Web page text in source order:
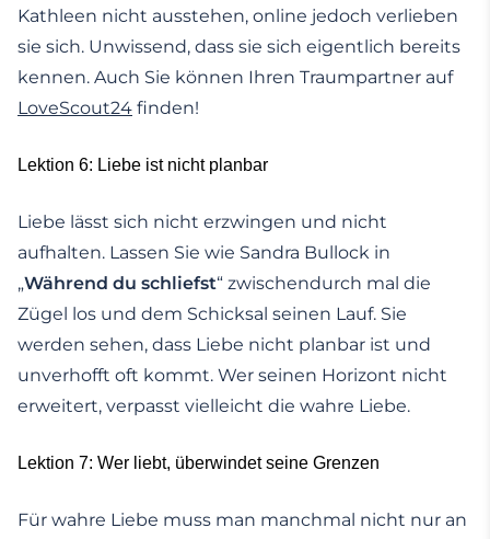
Kathleen nicht ausstehen, online jedoch verlieben
sie sich. Unwissend, dass sie sich eigentlich bereits
kennen. Auch Sie können Ihren Traumpartner auf
LoveScout24 finden!
Lektion 6: Liebe ist nicht planbar
Liebe lässt sich nicht erzwingen und nicht
aufhalten. Lassen Sie wie Sandra Bullock in
„Während du schliefst“ zwischendurch mal die
Zügel los und dem Schicksal seinen Lauf. Sie
werden sehen, dass Liebe nicht planbar ist und
unverhofft oft kommt. Wer seinen Horizont nicht
erweitert, verpasst vielleicht die wahre Liebe.
Lektion 7: Wer liebt, überwindet seine Grenzen
Für wahre Liebe muss man manchmal nicht nur an